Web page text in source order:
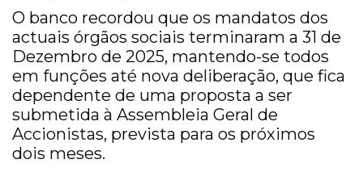
O banco recordou que os mandatos dos
actuais órgãos sociais terminaram a 31 de
Dezembro de 2025, mantendo-se todos
em funções até nova deliberação, que fica
dependente de uma proposta a ser
submetida à Assembleia Geral de
Accionistas, prevista para os próximos
dois meses.